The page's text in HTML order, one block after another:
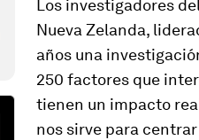
Los investigadores
Nueva Zelanda,
años una
250 factores que
tienen un impacto
nos sirve para